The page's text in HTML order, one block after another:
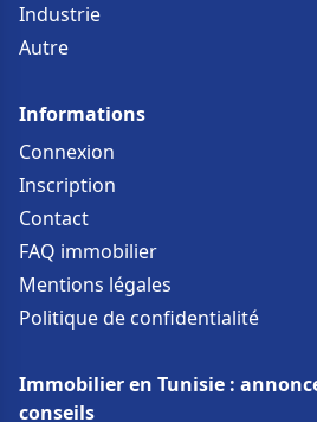
Industrie
Autre
Informations
Connexion
Inscription
Contact
FAQ immobilier
Mentions légales
Politique de confidentialité
Immobilier en Tunisie :
conseils